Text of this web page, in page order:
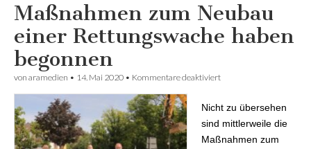
Maßnahmen zum Neubau
einer Rettungswache haben
begonnen
von aramedien • 14. Mai 2020 • Kommentare deaktiviert
begonnen
Nicht zu übersehen
sind mittlerweile die
Maßnahmen zum